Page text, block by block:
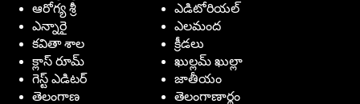
ఆరోగ్య శ్రీ
ఎడిటోరియల్
ఎన్నారై
ఎలమంద
కవితా శాల
క్రీడలు
క్లాస్ రూమ్
ఖుల్లమ్ ఖుల్లా
గెస్ట్ ఎడిటర్
జాతీయం
తెలంగాణ
తెలంగాణార్థం